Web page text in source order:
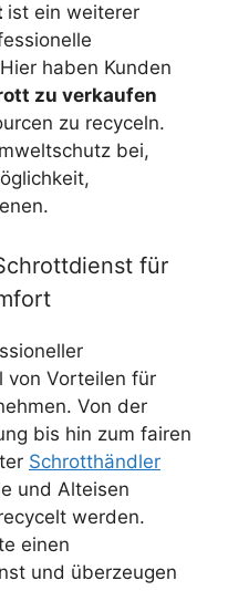
ist ein weiterer
haben Kunden
zu verkaufen
zu recyceln.
bei,
für
von Vorteilen für
Von der
bis hin zum fairen
Schrotthändler
und Alteisen
werden.
einen
und überzeugen